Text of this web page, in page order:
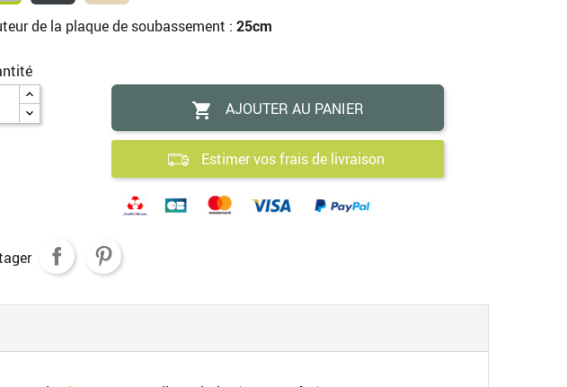
de la plaque de soubassement : 25cm
 AJOUTER AU PANIER
Estimer vos frais de livraison